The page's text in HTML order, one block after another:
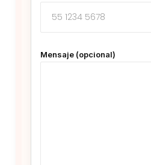
Mensaje (opcional)